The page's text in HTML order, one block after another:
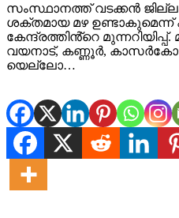
സംസ്ഥാനത്ത് വടക്കൻ
ശക്തമായ മഴ ഉണ്ടാകുമെന്ന്
കേന്ദ്രത്തിൻ്റെ
വയനാട്, കണ്ണൂർ,
യെല്ലോ…